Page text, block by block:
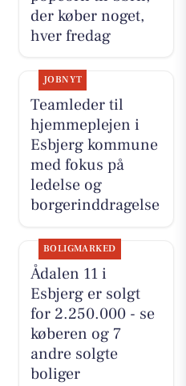
der køber noget,
hver fredag
JOBNYT
Teamleder til
hjemmeplejen i
Esbjerg kommune
med fokus på
ledelse og
borgerinddragelse
BOLIGMARKED
Ådalen 11 i
Esbjerg er solgt
for 2.250.000 - se
køberen og 7
andre solgte
boliger